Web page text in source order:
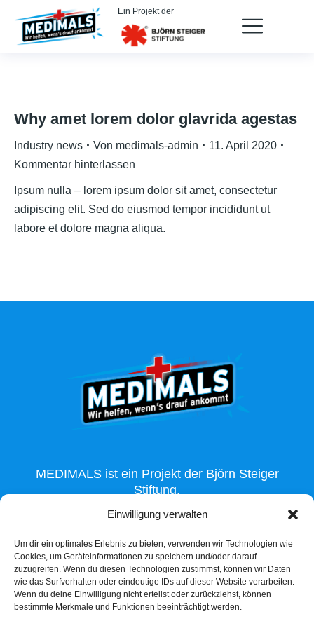
Einwilligung verwalten
Um dir ein optimales Erlebnis zu bieten, verwenden wir Technologien wie
Cookies, um Geräteinformationen zu speichern und/oder darauf
zuzugreifen. Wenn du diesen Technologien zustimmst, können wir Daten
wie das Surfverhalten oder eindeutige IDs auf dieser Website verarbeiten.
Wenn du deine Einwilligung nicht erteilst oder zurückziehst, können
bestimmte Merkmale und Funktionen beeinträchtigt werden.
Ein Projekt der
Why amet lorem dolor glavrida agestas
Industry news Von medimals-admin
11. April 2020
Kommentar hinterlassen
Ipsum nulla – lorem ipsum dolor sit amet, consectetur
adipiscing elit. Sed do eiusmod tempor incididunt ut
labore et dolore magna aliqua.
MEDIMALS ist ein Projekt der Björn Steiger
Stiftung.